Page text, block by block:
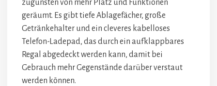
zugunsten von mehr Platz und Funktionen
geräumt. Es gibt tiefe Ablagefächer, große
Getränkehalter und ein cleveres kabelloses
Telefon-Ladepad, das durch ein aufklappbares
Regal abgedeckt werden kann, damit bei
Gebrauch mehr Gegenstände darüber verstaut
werden können.